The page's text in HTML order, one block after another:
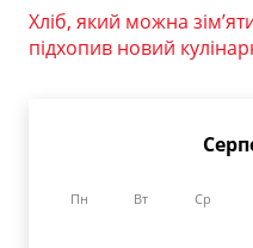
Хліб, який можна
підхопив новий
Пн Вт Ср